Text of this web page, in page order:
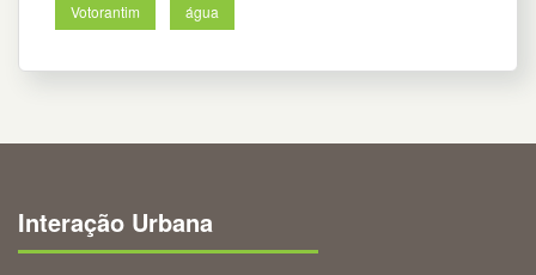
Votorantim água
Interação Urbana